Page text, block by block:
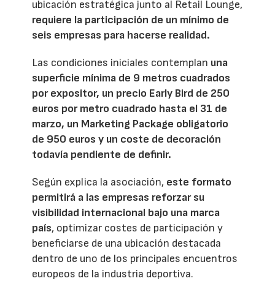
ubicación estratégica junto al Retail Lounge,
requiere la participación de un mínimo de
seis empresas para hacerse realidad.
Las condiciones iniciales contemplan una
superficie mínima de 9 metros cuadrados
por expositor, un precio Early Bird de 250
euros por metro cuadrado hasta el 31 de
marzo, un Marketing Package obligatorio
de 950 euros y un coste de decoración
todavía pendiente de definir.
Según explica la asociación, este formato
permitirá a las empresas reforzar su
visibilidad internacional bajo una marca
país, optimizar costes de participación y
beneficiarse de una ubicación destacada
dentro de uno de los principales encuentros
europeos de la industria deportiva.